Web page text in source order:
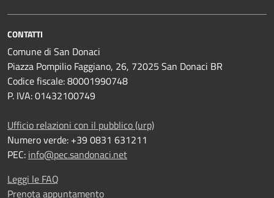
CONTATTI
Comune di San Donaci
Piazza Pompilio Faggiano, 26, 72025 San Donaci BR
Codice fiscale: 80001990748
P. IVA: 01432100749
Ufficio relazioni con il pubblico (urp)
Numero verde: +39 0831 631211
PEC: info@pec.sandonaci.net
Leggi le FAQ
Prenota appuntamento